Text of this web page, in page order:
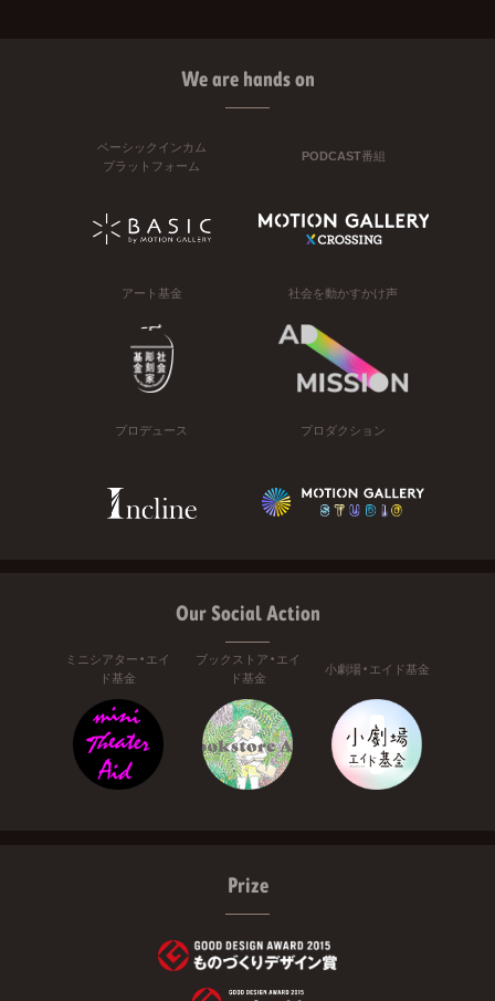
We are hands on
ベーシックインカム
プラットフォーム
PODCAST番組
アート基金 社会を動かすかけ声
プロデュース プロダクション
Our Social Action
ミニシアター・エイ
ド基金
ブックストア・エイ
ド基金
小劇場・エイド基金
Prize